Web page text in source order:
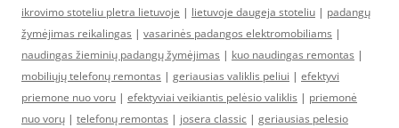
ikrovimo stoteliu pletra lietuvoje | lietuvoje daugeja stoteliu | padangų
žymėjimas reikalingas | vasarinės padangos elektromobiliams |
naudingas žieminių padangų žymėjimas | kuo naudingas remontas |
mobiliųjų telefonų remontas | geriausias valiklis peliui | efektyvi
priemone nuo voru | efektyviai veikiantis pelėsio valiklis | priemonė
nuo vorų | telefonų remontas | josera classic | geriausias pelesio